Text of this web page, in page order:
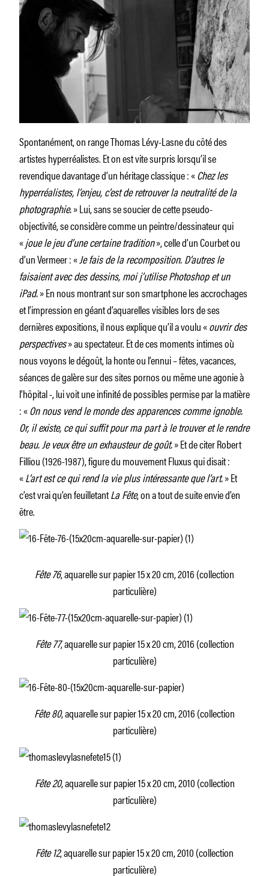
Spontanément, on range Thomas Lévy-Lasne du côté des
artistes hyperréalistes. Et on est vite surpris lorsqu’il se
revendique davantage d’un héritage classique : «Chez les
hyperréalistes, l’enjeu, c’est de retrouver la neutralité de la
photographie.» Lui, sans se soucier de cette pseudo-
objectivité, se considère comme un peintre/dessinateur qui
«joue le jeu d’une certaine tradition», celle d’un Courbet ou
d’un Vermeer : «Je fais de la recomposition. D’autres le
faisaient avec des dessins, moi j’utilise Photoshop et un
iPad.» En nous montrant sur son smartphone les accrochages
et l’impression en géant d’aquarelles visibles lors de ses
dernières expositions, il nous explique qu’il a voulu «ouvrir des
perspectives» au spectateur. Et de ces moments intimes où
nous voyons le dégoût, la honte ou l’ennui – fêtes, vacances,
séances de galère sur des sites pornos ou même une agonie à
l’hôpital -, lui voit une infinité de possibles permise par la matière
: «On nous vend le monde des apparences comme ignoble.
Or, il existe, ce qui suffit pour ma part à le trouver et le rendre
beau. Je veux être un exhausteur de goût.» Et de citer Robert
Filliou (1926-1987), figure du mouvement Fluxus qui disait :
«L’art est ce qui rend la vie plus intéressante que l’art.» Et
c’est vrai qu’en feuilletantLa Fête, on a tout de suite envie d’en
être.
Fête 76, aquarelle sur papier 15 x 20 cm, 2016 (collection
particulière)
Fête 77, aquarelle sur papier 15 x 20 cm, 2016 (collection
particulière)
Fête 80, aquarelle sur papier 15 x 20 cm, 2016 (collection
particulière)
Fête 20, aquarelle sur papier 15 x 20 cm, 2010 (collection
particulière)
Fête 12, aquarelle sur papier 15 x 20 cm, 2010 (collection
particulière)